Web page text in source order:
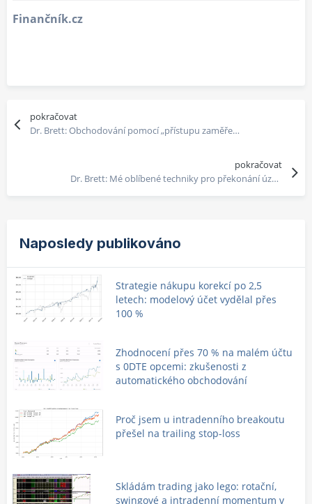
Finančník.cz
pokračovat
Dr. Brett: Obchodování pomocí „přístupu zaměřeného na řešení“
pokračovat
Dr. Brett: Mé oblíbené techniky pro překonání úzkosti během obchodování
Naposledy publikováno
Strategie nákupu korekcí po 2,5
letech: modelový účet vydělal přes
100 %
Zhodnocení přes 70 % na malém účtu
s 0DTE opcemi: zkušenosti z
automatického obchodování
Proč jsem u intradenního breakoutu
přešel na trailing stop-loss
Skládám trading jako lego: rotační,
swingové a intradenní momentum v